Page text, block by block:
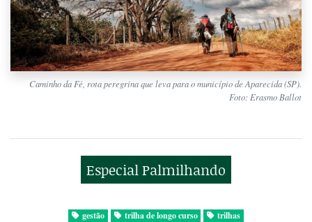
Caminho da Fé, rota peregrina que leva para o município de Aparecida (SP).
Foto: Erasmo Ballot
Especial Palmilhando
gestão trilha de longo curso trilhas